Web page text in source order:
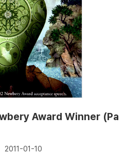
Award Winner (Pa
2011-01-10